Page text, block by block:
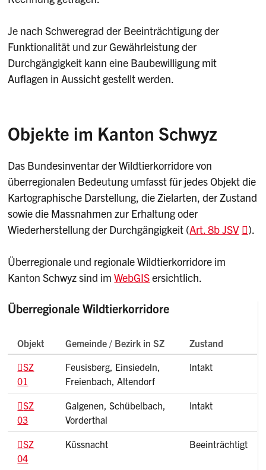
Je nach Schweregrad der Beeinträchtigung der
Funktionalität und zur Gewährleistung der
Durchgängigkeit kann eine Baubewilligung mit
Auflagen in Aussicht gestellt werden.
Objekte im Kanton Schwyz
Das Bundesinventar der Wildtierkorridore von
überregionalen Bedeutung umfasst für jedes Objekt die
Kartographische Darstellung, die Zielarten, der Zustand
sowie die Massnahmen zur Erhaltung oder
Wiederherstellung der Durchgängigkeit (Art. 8b JSV ).
Überregionale und regionale Wildtierkorridore im
Kanton Schwyz sind imWebGISersichtlich.
Überregionale Wildtierkorridore
Objekt Gemeinde / Bezirk in SZ
Zustand
SZ
01
Feusisberg, Einsiedeln,
Freienbach, Altendorf
Intakt
SZ
03
Galgenen, Schübelbach,
Vorderthal
Intakt
SZ
04
Küssnacht Beeinträchtigt